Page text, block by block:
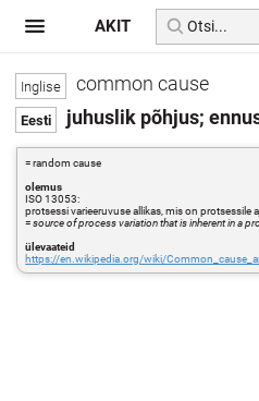
common cause
juhuslik põhjus;
= random cause
olemus
ISO 13053:
protsessi varieeruvuse allikas, mis on protsessile
=source of process variation that is inherent in a
ülevaateid
https://en.wikipedia.org/wiki/
AKIT